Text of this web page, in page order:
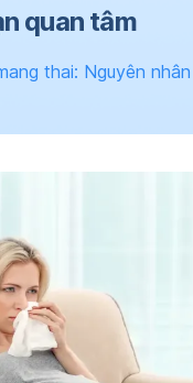
quan tâm
thai: Nguyên